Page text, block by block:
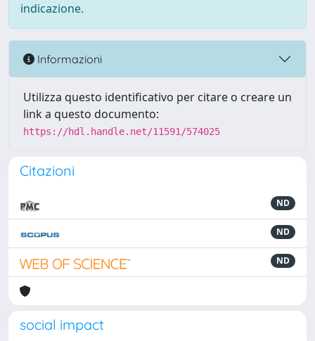
indicazione.
Informazioni
Utilizza questo identificativo per citare o creare un
link a questo documento:
https://hdl.handle.net/11591/574025
Citazioni
ND
ND
ND
social impact